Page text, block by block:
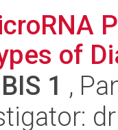
of
1 ,